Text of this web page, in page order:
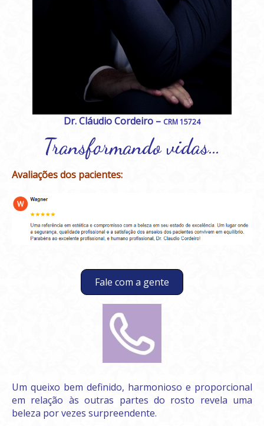
Dr. Cláudio Cordeiro – CRM 15724
Transformando vidas…
Avaliações dos pacientes:
Fale com a gente
Um queixo bem definido, harmonioso e proporcional
em relação às outras partes do rosto revela uma
beleza por vezes surpreendente.